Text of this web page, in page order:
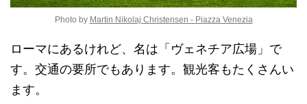
Photo by Martin Nikolaj Christensen - Piazza Venezia
ローマにあるけれど、名は「ヴェネチア広場」で
す。交通の要所でもあります。観光客もたくさんい
ます。